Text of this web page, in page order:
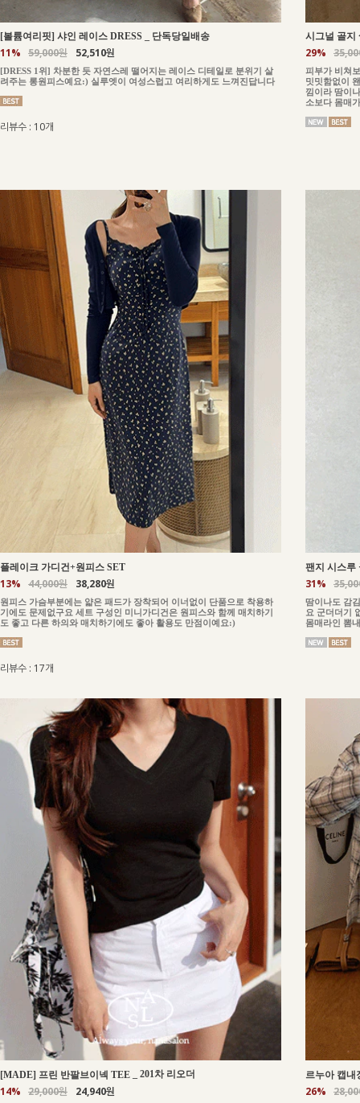
[볼륨여리핏] 샤인 레이스 DRESS 단독당일배송
11% 59,000원 52,510원
[DRESS 1위] 차분한 듯 자연스레 떨어지는 레이스 디테일로 분위기 살
려주는 롱원피스예요:) 실루엣이 여성스럽고 여리하게도 느껴진답니다
리뷰수 : 10개
시그널 골
29%
피부가 비쳐
밋밋함없이
낌이라 땀이
소보다 몸매
플레이크 가디건+원피스 SET
13% 44,000원 38,280원
원피스 가슴부분에는 얇은 패드가 장착되어 이너없이 단품으로 착용하
기에도 문제없구요 세트 구성인 미니가디건은 원피스와 함께 매치하기
도 좋고 다른 하의와 매치하기에도 좋아 활용도 만점이예요:)
리뷰수 : 17개
팬지 시스
31%
땀이나도 감
요 군더더기
몸매라인 뽐
[MADE] 프린 반팔브이넥 TEE 201차 리오더
14% 29,000원 24,940원
르누아 캡내
26%